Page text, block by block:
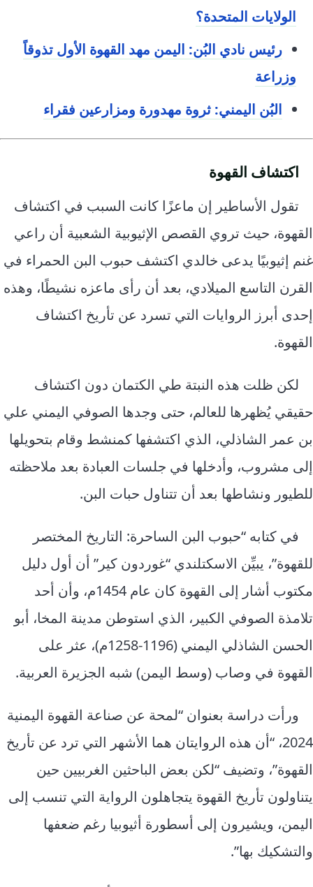
الولايات المتحدة؟
رئيس نادي البُن: اليمن مهد القهوة الأول تذوقاً
وزراعة
البُن اليمني: ثروة مهدورة ومزارعين فقراء
اكتشاف القهوة
تقول الأساطير إن ماعزًا كانت السبب في اكتشاف
القهوة، حيث تروي القصص الإثيوبية الشعبية أن راعي
غنم إثيوبيًا يدعى خالدي اكتشف حبوب البن الحمراء في
القرن التاسع الميلادي، بعد أن رأى ماعزه نشيطًا، وهذه
إحدى أبرز الروايات التي تسرد عن تأريخ اكتشاف
القهوة.
لكن ظلت هذه النبتة طي الكتمان دون اكتشاف
حقيقي يُظهرها للعالم، حتى وجدها الصوفي اليمني علي
بن عمر الشاذلي، الذي اكتشفها كمنشط وقام بتحويلها
إلى مشروب، وأدخلها في جلسات العبادة بعد ملاحظته
للطيور ونشاطها بعد أن تتناول حبات البن.
في كتابه “حبوب البن الساحرة: التاريخ المختصر
للقهوة”، يبيِّن الاسكتلندي “غوردون كير” أن أول دليل
مكتوب أشار إلى القهوة كان عام 1454م، وأن أحد
تلامذة الصوفي الكبير، الذي استوطن مدينة المخا، أبو
الحسن الشاذلي اليمني (1196-1258م)، عثر على
القهوة في وصاب (وسط اليمن) شبه الجزيرة العربية.
ورأت دراسة بعنوان “لمحة عن صناعة القهوة اليمنية
2024، “أن هذه الروايتان هما الأشهر التي ترد عن تأريخ
القهوة”، وتضيف “لكن بعض الباحثين الغربيين حين
يتناولون تأريخ القهوة يتجاهلون الرواية التي تنسب إلى
اليمن، ويشيرون إلى أسطورة أثيوبيا رغم ضعفها
والتشكيك بها”.